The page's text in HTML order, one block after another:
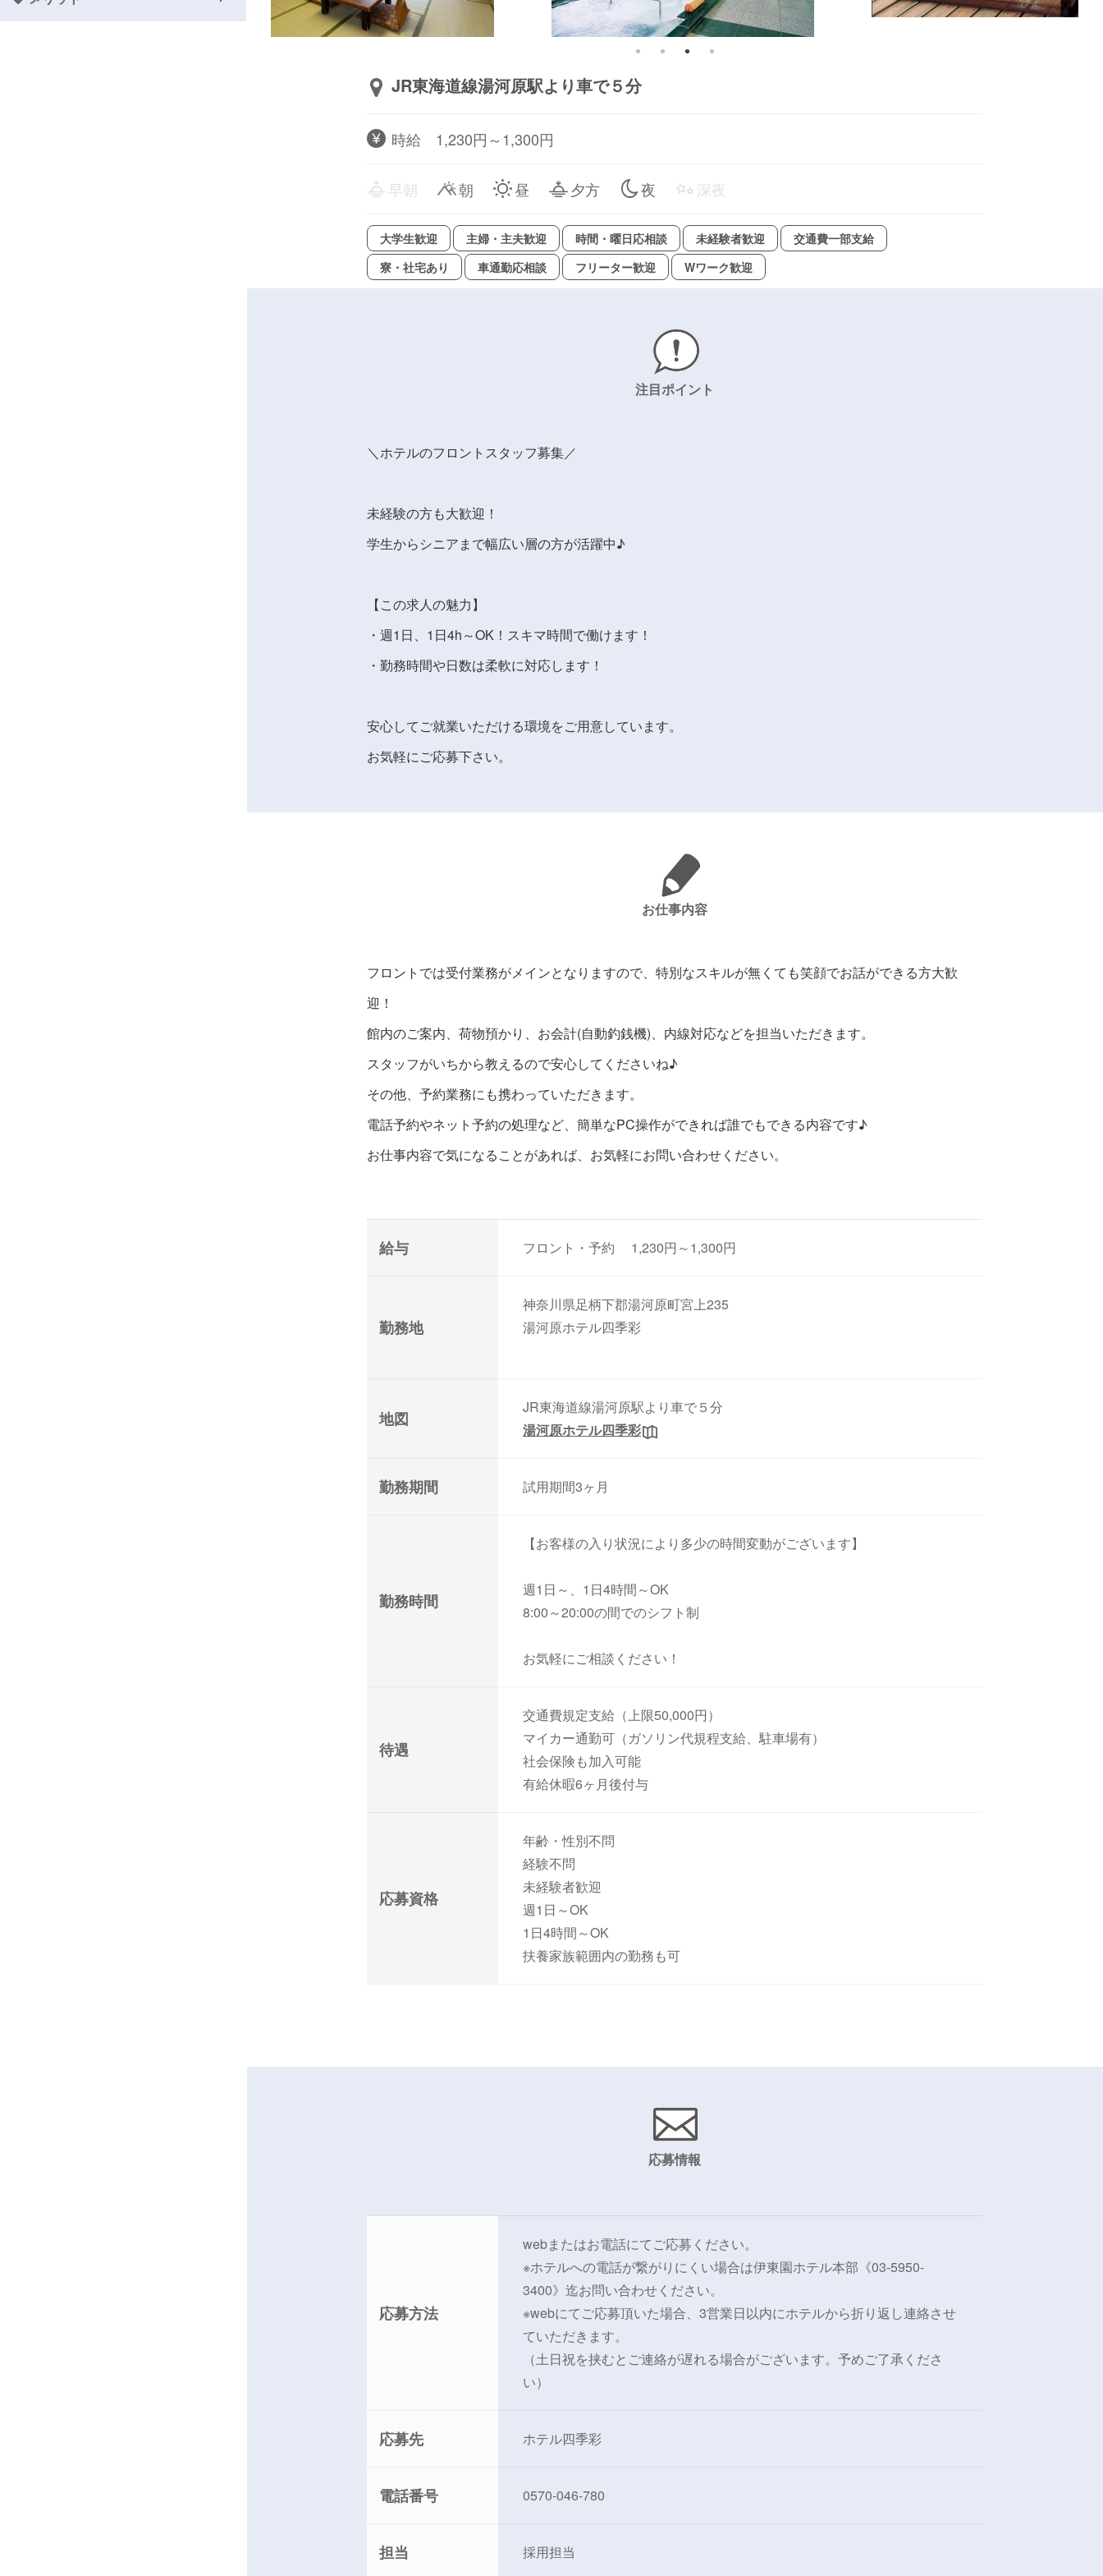
JR東海道線湯河原駅より車で５分
時給 1,230円～1,300円
早朝 朝 昼 夕方 夜 深夜
大学生歓迎 主婦・主夫歓迎 時間・曜日応相談 未経験者歓迎
交通費一部支給
寮・社宅あり
車通勤応相談 フリーター歓迎 Wワーク歓迎
注目ポイント
＼ホテルのフロントスタッフ募集／
未経験の方も大歓迎！
学生からシニアまで幅広い層の方が活躍中♪
【この求人の魅力】
・週1日、1日4h～OK！スキマ時間で働けます！
・勤務時間や日数は柔軟に対応します！
安心してご就業いただける環境をご用意しています。
お気軽にご応募下さい。
お仕事内容
フロントでは受付業務がメインとなりますので、特別なスキルが無くても笑顔でお話ができる方大歓
迎！
館内のご案内、荷物預かり、お会計(自動釣銭機)、内線対応などを担当いただきます。
スタッフがいちから教えるので安心してくださいね♪
その他、予約業務にも携わっていただきます。
電話予約やネット予約の処理など、簡単なPC操作ができれば誰でもできる内容です♪
お仕事内容で気になることがあれば、お気軽にお問い合わせください。
給与 フロント・予約 1,230円～1,300円
勤務地
神奈川県足柄下郡湯河原町宮上235
湯河原ホテル四季彩
地図
JR東海道線湯河原駅より車で５分
湯河原ホテル四季彩
勤務期間 試用期間3ヶ月
勤務時間
【お客様の入り状況により多少の時間変動がございます】
週1日～、1日4時間～OK
8:00～20:00の間でのシフト制
お気軽にご相談ください！
待遇
交通費規定支給（上限50,000円）
マイカー通勤可（ガソリン代規程支給、駐車場有）
社会保険も加入可能
有給休暇6ヶ月後付与
応募資格
年齢・性別不問
経験不問
未経験者歓迎
週1日～OK
1日4時間～OK
扶養家族範囲内の勤務も可
応募情報
応募方法
webまたはお電話にてご応募ください。
※ホテルへの電話が繋がりにくい場合は伊東園ホテル本部《03-5950-
3400》迄お問い合わせください。
※webにてご応募頂いた場合、3営業日以内にホテルから折り返し連絡させ
ていただきます。
（土日祝を挟むとご連絡が遅れる場合がございます。予めご了承くださ
い）
応募先 ホテル四季彩
電話番号 0570-046-780
担当 採用担当